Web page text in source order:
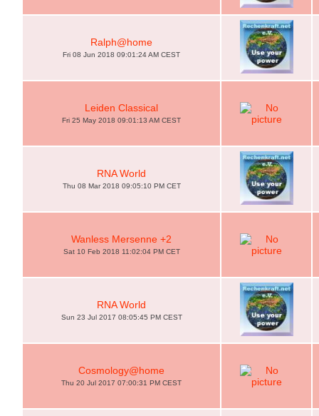
Ralph@home
Fri 08 Jun 2018 09:01:24 AM CEST
Leiden Classical
Fri 25 May 2018 09:01:13 AM CEST
RNA World
Thu 08 Mar 2018 09:05:10 PM CET
Wanless Mersenne +2
Sat 10 Feb 2018 11:02:04 PM CET
RNA World
Sun 23 Jul 2017 08:05:45 PM CEST
Cosmology@home
Thu 20 Jul 2017 07:00:31 PM CEST